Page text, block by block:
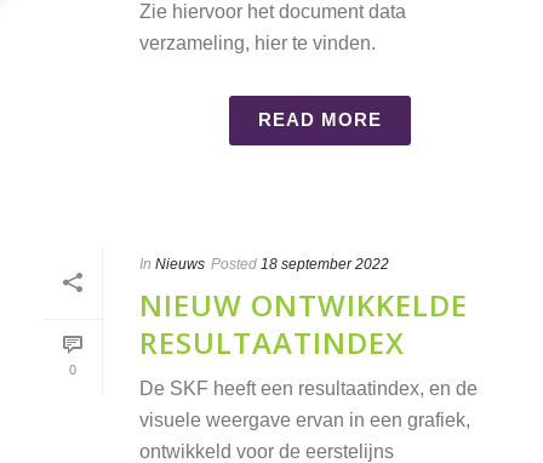
Zie hiervoor het document data
verzameling, hier te vinden.
READ MORE
0
In Nieuws Posted 18 september 2022
NIEUW ONTWIKKELDE
RESULTAATINDEX
De SKF heeft een resultaatindex, en de
visuele weergave ervan in een grafiek,
ontwikkeld voor de eerstelijns